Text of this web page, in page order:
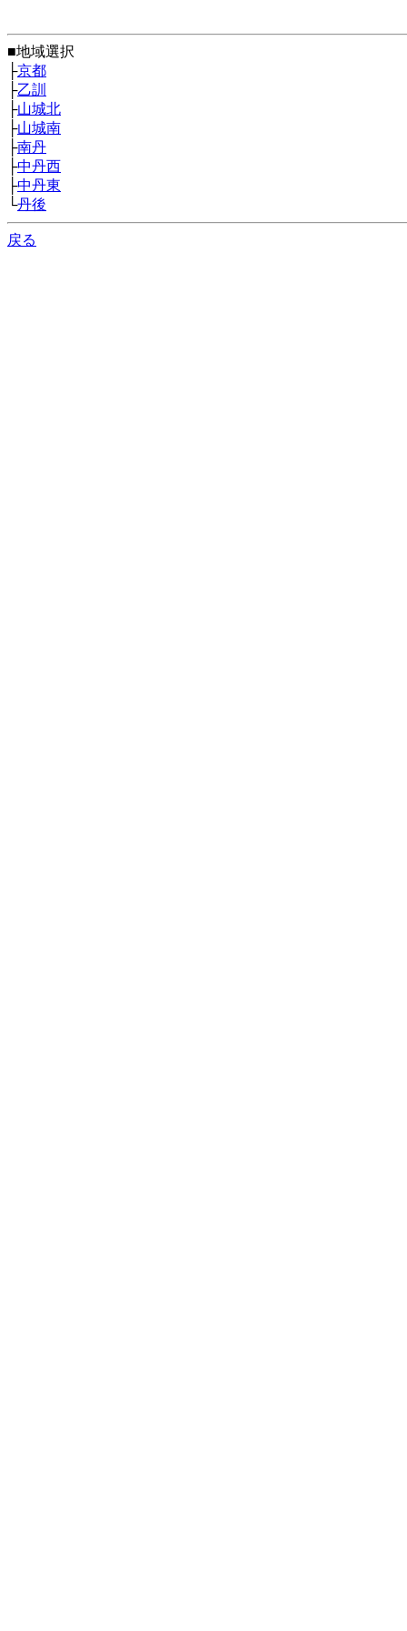
■地域選択
├京都
├乙訓
├山城北
├山城南
├南丹
├中丹西
├中丹東
└丹後
戻る